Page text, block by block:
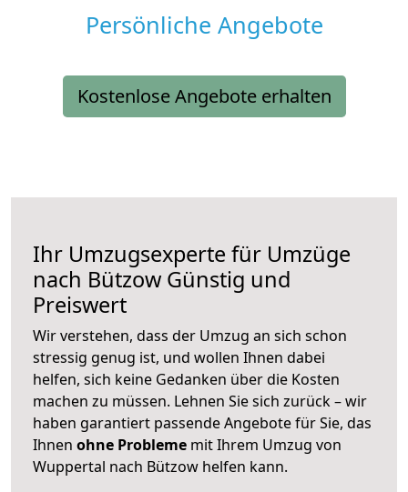
Persönliche Angebote
Kostenlose Angebote erhalten
Ihr Umzugsexperte für Umzüge
nach Bützow Günstig und
Preiswert
Wir verstehen, dass der Umzug an sich schon
stressig genug ist, und wollen Ihnen dabei
helfen, sich keine Gedanken über die Kosten
machen zu müssen. Lehnen Sie sich zurück – wir
haben garantiert passende Angebote für Sie, das
Ihnen ohne Probleme mit Ihrem Umzug von
Wuppertal nach Bützow helfen kann.